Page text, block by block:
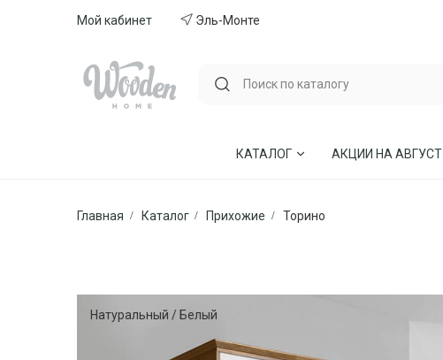
Мой кабинет Эль-Монте
КАТАЛОГ АКЦИИ НА АВГУСТ
Главная Каталог Прихожие Торино
Натуральный / Белый